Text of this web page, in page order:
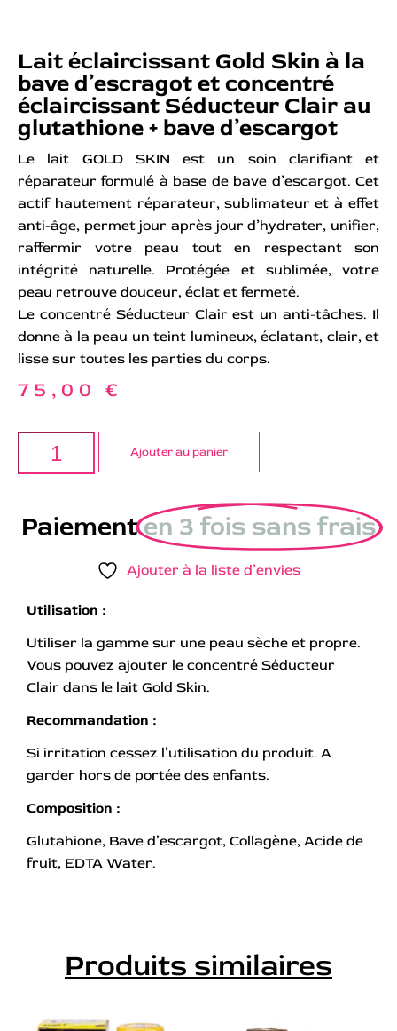
Lait éclaircissant Gold Skin à la
bave d’escragot et concentré
éclaircissant Séducteur Clair au
glutathione + bave d’escargot
Le lait GOLD SKIN est un soin clarifiant et
réparateur formulé à base de bave d’escargot. Cet
actif hautement réparateur, sublimateur et à effet
anti-âge, permet jour après jour d’hydrater, unifier,
raffermir votre peau tout en respectant son
intégrité naturelle. Protégée et sublimée, votre
peau retrouve douceur, éclat et fermeté.
Le concentré Séducteur Clair est un anti-tâches. Il
donne à la peau un teint lumineux, éclatant, clair, et
lisse sur toutes les parties du corps.
75,00 €
Ajouter au panier
Paiementen 3 fois sans frais
Ajouter à la liste d’envies
Utilisation :
Utiliser la gamme sur une peau sèche et propre.
Vous pouvez ajouter le concentré Séducteur
Clair dans le lait Gold Skin.
Recommandation :
Si irritation cessez l’utilisation du produit. A
garder hors de portée des enfants.
Composition :
Glutahione, Bave d’escargot, Collagène, Acide de
fruit, EDTA Water.
Produits similaires